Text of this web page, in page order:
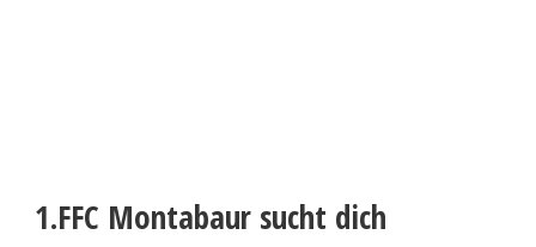
1.FFC Montabaur sucht dich